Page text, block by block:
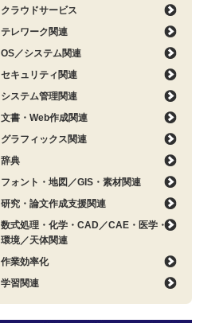
クラウドサービス
テレワーク関連
OS／システム関連
セキュリティ関連
システム管理関連
文書・Web作成関連
グラフィックス関連
辞典
フォント・地図／GIS・素材関連
研究・論文作成支援関連
数式処理・化学・CAD／CAE・医学・
環境／天体関連
作業効率化
学習関連